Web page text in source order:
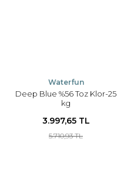
Waterfun
Deep Blue %56 Toz Klor-25
kg
3.997,65 TL
5.710,93 TL